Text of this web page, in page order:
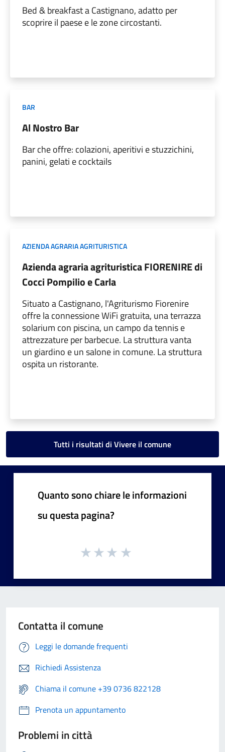
Bed & breakfast a Castignano, adatto per
scoprire il paese e le zone circostanti.
BAR
Al Nostro Bar
Bar che offre: colazioni, aperitivi e stuzzichini,
panini, gelati e cocktails
AZIENDA AGRARIA AGRITURISTICA
Azienda agraria agrituristica FIORENIRE di
Cocci Pompilio e Carla
Situato a Castignano, l'Agriturismo Fiorenire
offre la connessione WiFi gratuita, una terrazza
solarium con piscina, un campo da tennis e
attrezzature per barbecue. La struttura vanta
un giardino e un salone in comune. La struttura
ospita un ristorante.
Tutti i risultati di Vivere il comune
Quanto sono chiare le informazioni
su questa pagina?
Contatta il comune
Leggi le domande frequenti
Richiedi Assistenza
Chiama il comune +39 0736 822128
Prenota un appuntamento
Problemi in città